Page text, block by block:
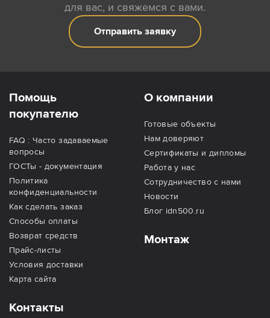
для вас, и свяжемся с вами.
Отправить заявку
Помощь
покупателю
FAQ : Часто задаваемые
вопросы
ГОСТы - документация
Политика
конфиденциальности
Как сделать заказ
Способы оплаты
Возврат средств
Прайс-листы
Условия доставки
Карта сайта
О компании
Готовые объекты
Нам доверяют
Сертификаты и дипломы
Работа у нас
Сотрудничество с нами
Новости
Блог idn500.ru
Монтаж
Контакты